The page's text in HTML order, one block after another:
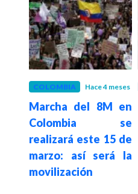
COLOMBIA Hace 4 meses
Marcha del 8M en
Colombia se
realizará este 15 de
marzo: así será la
movilización